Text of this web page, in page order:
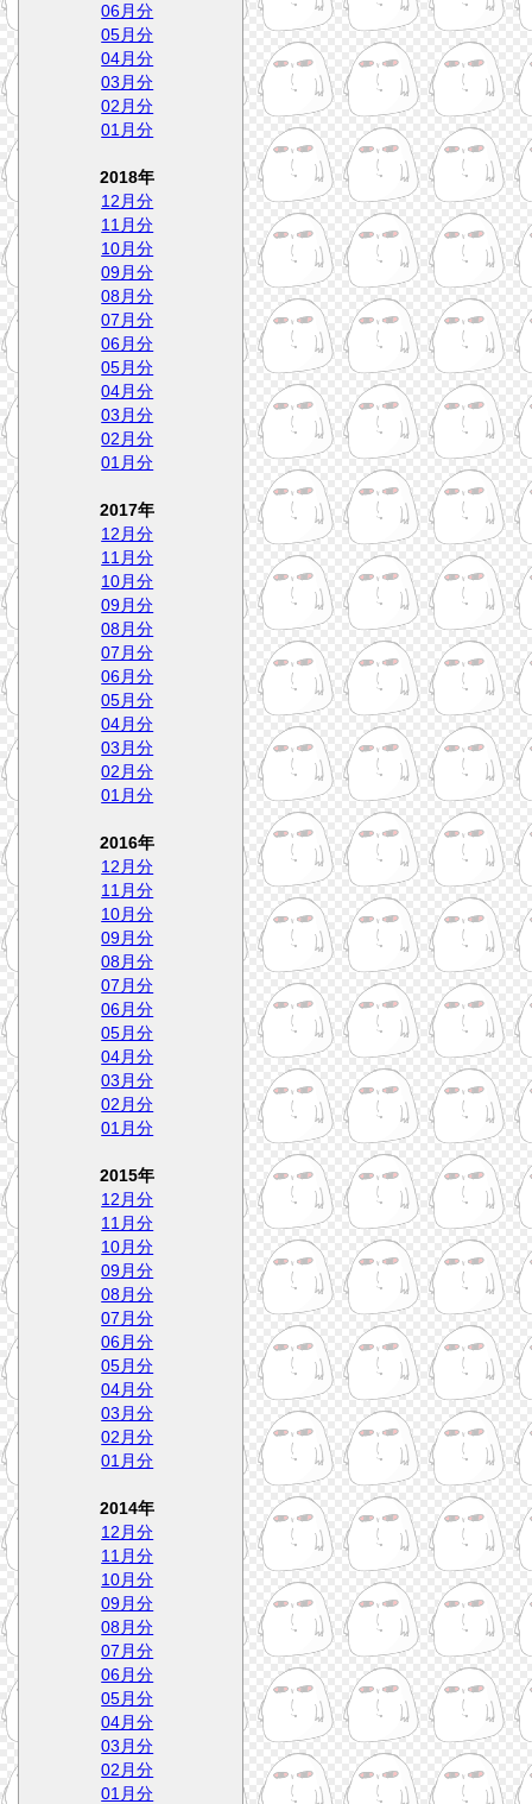
06月分
05月分
04月分
03月分
02月分
01月分
2018年
12月分
11月分
10月分
09月分
08月分
07月分
06月分
05月分
04月分
03月分
02月分
01月分
2017年
12月分
11月分
10月分
09月分
08月分
07月分
06月分
05月分
04月分
03月分
02月分
01月分
2016年
12月分
11月分
10月分
09月分
08月分
07月分
06月分
05月分
04月分
03月分
02月分
01月分
2015年
12月分
11月分
10月分
09月分
08月分
07月分
06月分
05月分
04月分
03月分
02月分
01月分
2014年
12月分
11月分
10月分
09月分
08月分
07月分
06月分
05月分
04月分
03月分
02月分
01月分